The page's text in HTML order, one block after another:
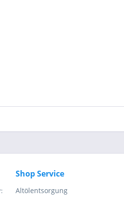
Shop Service
Altölentsorgung